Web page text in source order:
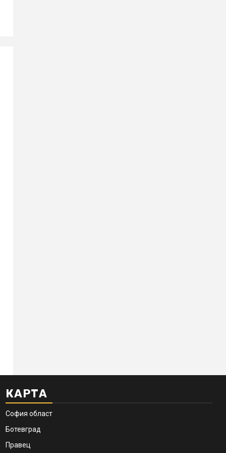
КАРТА
София област
Ботевград
Правец